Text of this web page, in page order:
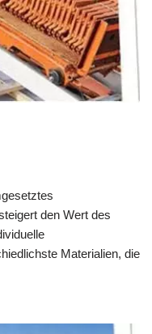
den Wert des
Materialien, die